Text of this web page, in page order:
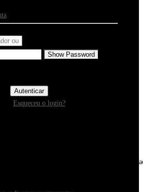
Show Password
Autenticar
Esqueceu o login?
saber sobre instalação, navegação e